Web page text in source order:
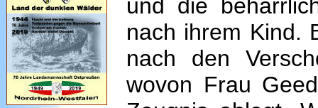
und die
nach ihrem Kind.
nach den
wovon Frau